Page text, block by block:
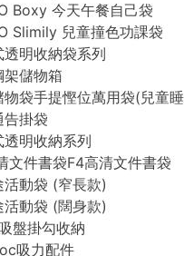
Boxy 今天午餐自己袋
Slimily 兒童撞色功課袋
透明收納袋系列
架儲物箱
物袋手提慳位萬用袋(兒童
告掛袋
透明收納系列
文件書袋F4高清文件書袋
活動袋 (窄長款)
活動袋 (闊身款)
盤掛勾收納
吸力配件